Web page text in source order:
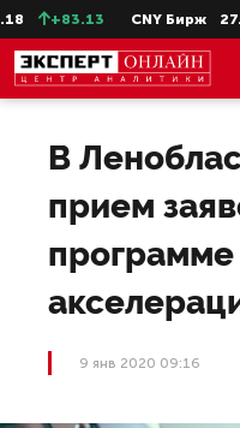
+83.13 CNY Бирж 27.59
В
прием
программе
9 янв 2020 09:16